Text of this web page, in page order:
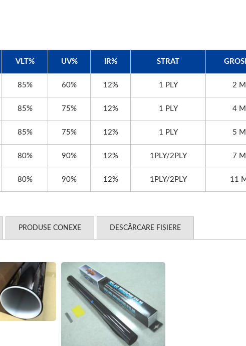
VLT% UV% IR% STRAT
85% 60% 12% 1 PLY 2
85% 75% 12% 1 PLY 4
85% 75% 12% 1 PLY 5
80% 90% 12% 1PLY/2PLY 7
80% 90% 12% 1PLY/2PLY 11
PRODUSE CONEXE DESCĂRCARE FIȘIERE